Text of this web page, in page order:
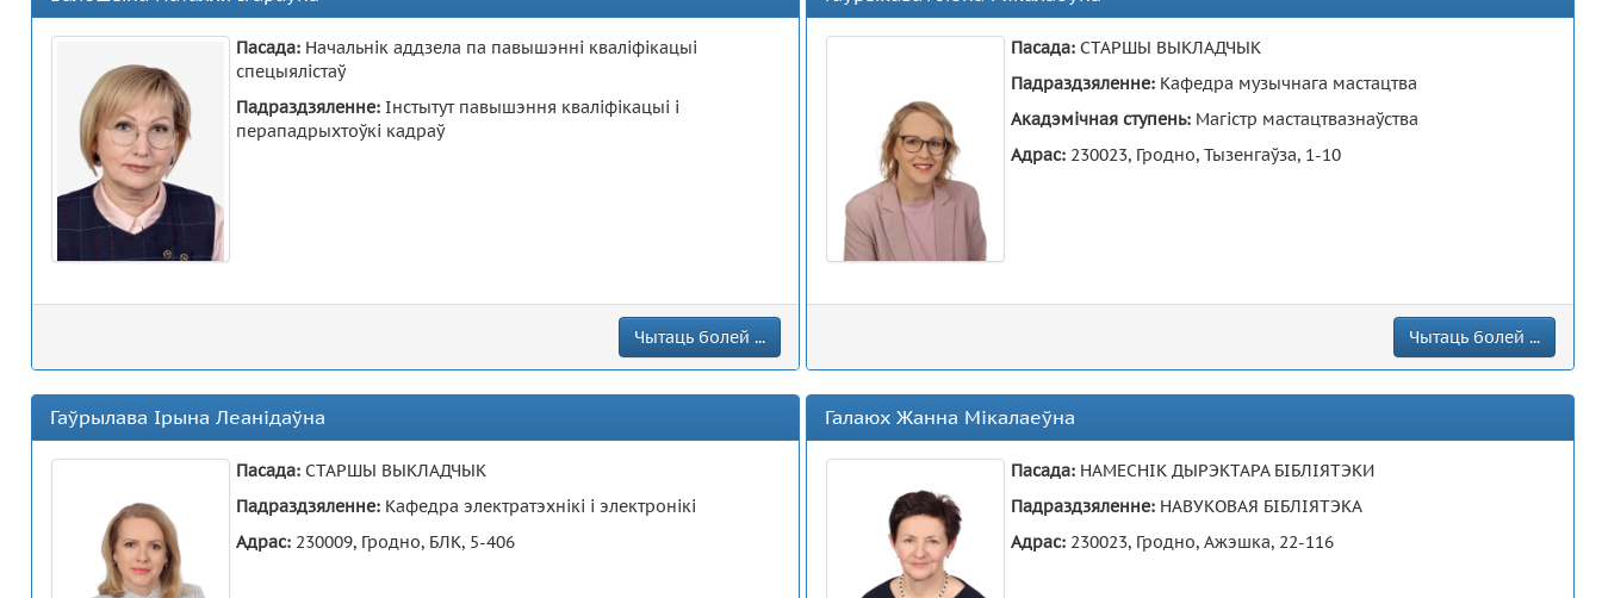
Пасада: Начальнік аддзела па павышэнні кваліфікацыі
спецыялістаў
Падраздзяленне: Інстытут павышэння кваліфікацыі і
перападрыхтоўкі кадраў
Чытаць болей ...
Пасада: СТАРШЫ ВЫКЛАДЧЫК
Падраздзяленне: Кафедра музычнага мастацтва
Акадэмічная ступень: Магiстр мастацтвазнаўства
Адрас: 230023, Гродно, Тызенгаўза, 1-10
Чытаць болей ...
Гаўрылава Ірына Леанідаўна
Пасада: СТАРШЫ ВЫКЛАДЧЫК
Падраздзяленне: Кафедра электратэхнікі і электронікі
Адрас: 230009, Гродно, БЛК, 5-406
Галаюх Жанна Мікалаеўна
Пасада: НАМЕСНІК ДЫРЭКТАРА БІБЛІЯТЭКИ
Падраздзяленне: НАВУКОВАЯ БІБЛІЯТЭКА
Адрас: 230023, Гродно, Ажэшка, 22-116